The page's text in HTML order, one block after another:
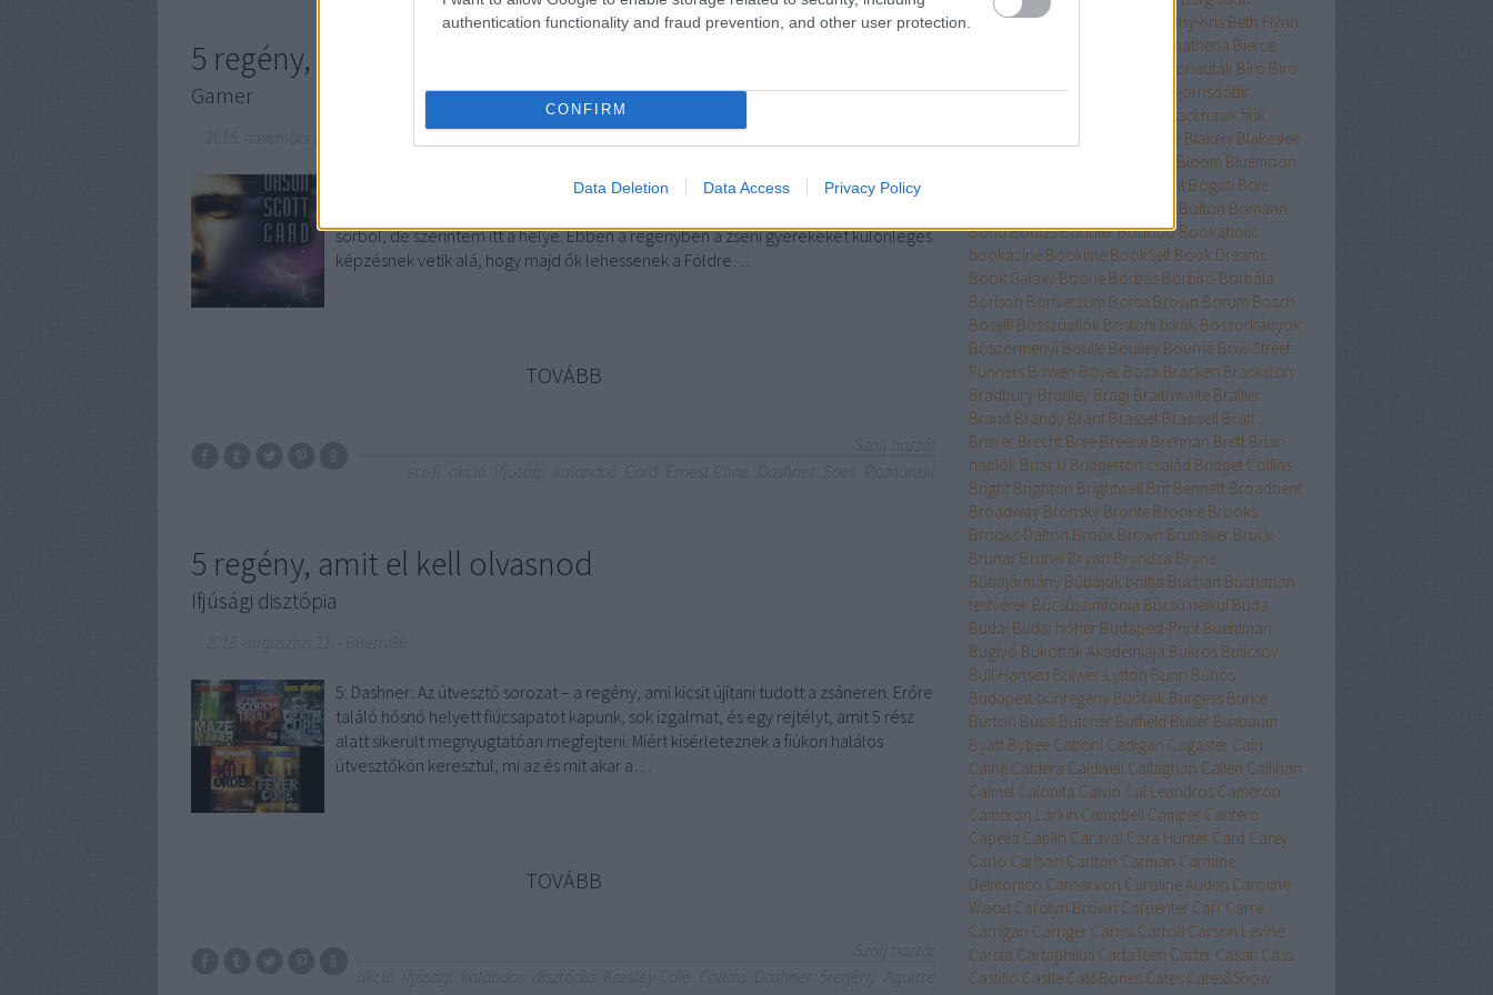
authentication functionality and fraud prevention, and other user protection.
CONFIRM
Data Deletion Data Access Privacy Policy
5 regény, amit el kell olvasnod
Gamer
Vagyis olyan regények jönnek, amelyben a számítógépes játékok, a virtuális
sorból, de szerintem itt a helye. Ebben a regényben a zseni gyerekeket különleges
képzésnek vetik alá, hogy majd ők lehessenek a Földre…
TOVÁBB
5 regény, amit el kell olvasnod
Ifjúsági disztópia
5: Dashner: Az útvesztő sorozat – a regény, ami kicsit újítani tudott a zsáneren. Erőre
találó hősnő helyett fiúcsapatot kapunk, sok izgalmat, és egy rejtélyt, amit 5 rész
alatt sikerült megnyugtatóan megfejteni. Miért kísérleteznek a fiúkon halálos
útvesztőkön keresztül, mi az és mit akar a…
TOVÁBB
BernardBerry Bethany-Kris Beth Flynn
Bhathena Bierce
Bionauták Bíró Bíró
SzabolcsBishop
Björnsdóttir
Blackhawk fiúk
Blake Blakely Blakeslee
Bloom Bluemoon
Body Count Bogáti Boie
Bolton Bomann
BondBónizsBonnierBonobó Bookaholic
bookazine Bookline BookSelf Book Dreams
Book Galaxy Boone Borbás Borbíró Borbála
Borison Boriverzum Borsa Brown Borum Bosch
Boselli Bosszúállók Bostoni bikák Boszorkányok
Böszörményi Boulle Boulley Bourne Bow-Street
Runners Bowen Boyer Boza Bracken Brackston
Bradbury Bradley Bragi Braithwaite Brallier
Brand Brandy Brant Brasset Braswell Bratt
Braver Brecht Bree Breene Brennan Brett Briar-
naplók Briar U Bridgerton család Bridget Collins
Bright Brighton Brightwell Brit Bennett Broadbent
Broadway Bronsky Bronte Brooke Brooks
Brooks-Dalton Broox Brown Brubaker Bruck
Brunar Brunel Bryan Bryndza Bryne
Bűbájármány Bűbájok boltja Buchan Buchanan
testvérek Búcsúszimfónia Búcsú nélkül Buda
Budai Budai hóhér Budapest-Print Buehlman
Buglyó Bukottak Akadémiája Bukros Bulicsov
Bull-Hansen Bulwer-Lytton Bunn Bűnös
Budapest bűnregény Buótyik Burgess Burke
Burton Bussi Butcher Butfield Butler Buxbaum
Byatt Bybee Caboni Cadigan Cagaster Cain
Caine Caldera Caldwell Callaghan Callen Callihan
Calmel Calonita Calvin Cal Leandros Cameron
Cameron Larkin Campbell Camper Cantero
Capella Caplin Caraval Cara Hunter Card Carey
Carlo Carlson Carlton Carman Carmine
Delmonico Carnarvon Caroline Auden Caroline
Wood Carolyn Brown Carpenter Carr Carre
Carrigan Carriger Carrisi Carroll Carson Levine
Carsta Cartaphilus CartaTeen Carter Casati Cass
Castillo Castle Cat&Bones Cates Cates&Show